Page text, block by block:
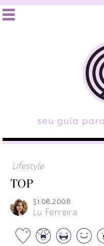
Lifestyle
TOP
31.08.2008
Lu Ferreira